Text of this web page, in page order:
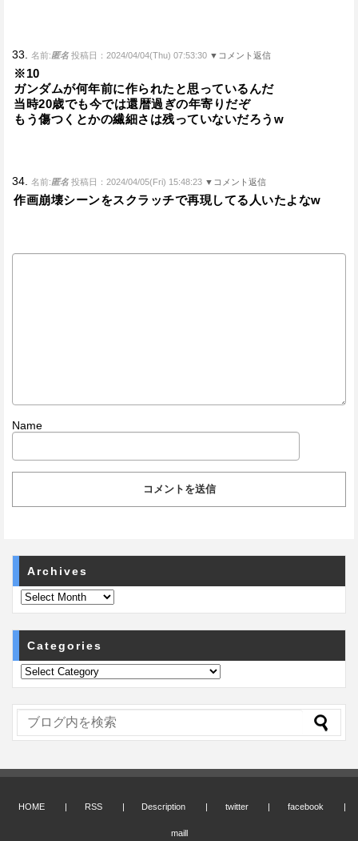
33. 名前:匿名 投稿日：2024/04/04(Thu) 07:53:30 ▼コメント返信
※10
ガンダムが何年前に作られたと思っているんだ
当時20歳でも今では還暦過ぎの年寄りだぞ
もう傷つくとかの繊細さは残っていないだろうw
34. 名前:匿名 投稿日：2024/04/05(Fri) 15:48:23 ▼コメント返信
作画崩壊シーンをスクラッチで再現してる人いたよなw
Name
Archives
Categories
HOME RSS Description twitter facebook
maill